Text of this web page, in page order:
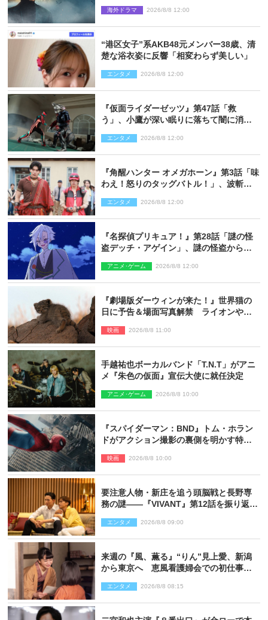
海外ドラマ 2026/8/8 12:00
“港区女子”系AKB48元メンバー38歳、清
楚な浴衣姿に反響「相変わらず美しい」
エンタメ 2026/8/8 12:00
『仮面ライダーゼッツ』第47話「救
う」、小鷹が深い眠りに落ちて闇に消え
エンタメ 2026/8/8 12:00
『角醒ハンター オメガホーン』第3話「味
わえ！怒りのタッグバトル！」、波斬の
エンタメ 2026/8/8 12:00
『名探偵プリキュア！』第28話「謎の怪
盗デッチ・アゲイン」、謎の怪盗から不
アニメ･ゲーム 2026/8/8 12:00
『劇場版ダーウィンが来た！』世界猫の
日に予告＆場面写真解禁 ライオンやマ
映画 2026/8/8 11:00
手越祐也ボーカルバンド「T.N.T」がアニ
メ『朱色の仮面』宣伝大使に就任決定
アニメ･ゲーム 2026/8/8 10:00
『スパイダーマン：BND』トム・ホラン
ドがアクション撮影の裏側を明かす特別
映画 2026/8/8 10:00
要注意人物・新庄を追う頭脳戦と長野専
務の謎――『VIVANT』第12話を振り返
エンタメ 2026/8/8 09:00
来週の『風、薫る』“りん”見上愛、新潟
から東京へ 恵風看護婦会での初仕事に
エンタメ 2026/8/8 08:15